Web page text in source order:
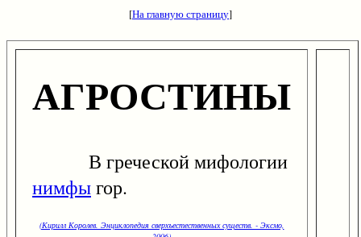
[На главную страницу]
АГРОСТИНЫ
В греческой мифологии
нимфыгор.
(Кирилл Королев. Энциклопедия сверхъестественных существ. - Эксмо,